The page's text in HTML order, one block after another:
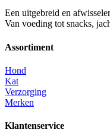
Een uitgebreid en
Van voeding tot snacks,
Assortiment
Hond
Kat
Verzorging
Merken
Klantenservice